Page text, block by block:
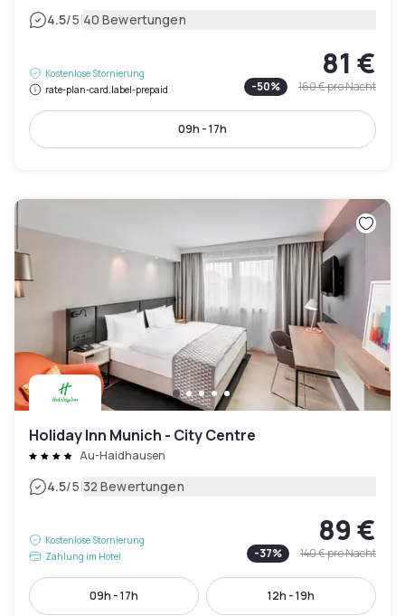
4.5/5|40 Bewertungen
Kostenlose Stornierung
rate-plan-card.label-prepaid
81 €
-50% 160 €pro Nacht
09h - 17h
Holiday Inn Munich - City Centre
Au-Haidhausen
4.5/5|32 Bewertungen
Kostenlose Stornierung
Zahlung im Hotel
89 €
-37% 140 €pro Nacht
09h - 17h 12h - 19h